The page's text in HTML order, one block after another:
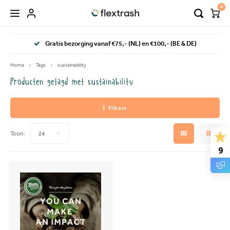
9
Hoofdmenu / flextrash prullenbakken
FLEXTRASH SMALL
FLEXTRASH LARGE
Hoofdmenu / camping prullenbak
0
Gratis bezorging vanaf €75,- (NL) en €100,- (BE & DE)
Home Tags sustainability
Producten getagd met sustainability
Filters
Toon: 24